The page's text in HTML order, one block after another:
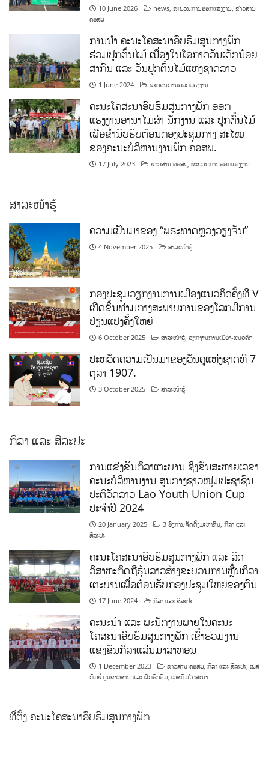
10 June 2026 news,ຂະບວນການອອກແຮງງານ,ຂ່າວສານ
ຄອສພ
ການນໍາ ຄະນະໂຄສະນາອົບຮົມສູນກາງພັກ
ຮ່ວມປູກຕົ້ນໄມ້ ເນື່ອງໃນໂອກາດວັນເດັກນ້ອຍ
ສາກົນ ແລະ ວັນປູກຕົ້ນໄມ້ແຫ່ງຊາດລາວ
1 June 2024 ຂະບວນການອອກແຮງງານ
ຄະນະໂຄສະນາອົບຮົມສູນກາງພັກ ອອກ
ແຮງງານອານາໄມສໍາ ນັກງານ ແລະ ປູກຕົ້ນໄມ້
ເພື່ອຂໍ່ານັບຮັບຕ້ອນກອງປະຊຸມກາງ ສະໄໝ
ຂອງຄະນະບໍລິຫານງານພັກ ຄອສພ.
17 July 2023 ຂ່າວສານ ຄອສພ,ຂະບວນການອອກແຮງງານ
ສາລະໜ້າຮູ້
ຄວາມເປັນມາຂອງ “ພຣະທາດຫຼວງວຽງຈັນ”
4 November 2025 ສາລະໜ້າຮູ້
ກອງປະຊຸມວຽກງານການເມືອງແນວຄິດຄັ້ງທີ V
ເປີດຂຶ້ນທ່າມກາງສະພາບການຂອງໂລກມີການ
ປ່ຽນແປງຄັ້ງໃຫຍ່
6 October 2025 ສາລະໜ້າຮູ້ ,ວຽກງານການເມືອງ-ແນວຄິດ
ປະຫວັດຄວາມເປັນມາຂອງວັນຄູແຫ່ງຊາດທີ 7
ຕຸລາ 1907.
3 October 2025 ສາລະໜ້າຮູ້
ກິລາ ແລະ ສິລະປະ
ການແຂ່ງຂັນກິລາເຕະບານ ຊິງຂັນສະຫາຍເລຂາ
ຄະນະບໍລິຫານງານ ສູນກາງຊາວໜຸ່ມປະຊາຊົນ
ປະຕິວັດລາວ Lao Youth Union Cup
ປະຈຳປີ 2024
20 January 2025 3 ອົງການຈັດຕັ້ງມະຫາຊົນ ,ກິລາ ແລະ
ສິລະປະ
ຄະນະໂຄສະນາອົບຮົມສູນກາງພັກ ແລະ ລັດ
ວິສາຫະກິດຖືຮຸ້ນລາວສ້າງຂະບວນການຫຼີ້ນກິລາ
ເຕະບານເພື່ອຕ້ອນຮັບກອງປະຊຸມໃຫຍ່ຂອງຕົນ
17 June 2024 ກິລາ ແລະ ສິລະປະ
ຄະນະນຳ ແລະ ພະນັກງານພາຍໃນຄະນະ
ໂຄສະນາອົບຮົມສູນກາງພັກ ເຂົ້າຮ່ວມງານ
ແຂ່ງຂັນກິລາແລ່ນມາລາທອນ
1 December 2023 ຂ່າວສານ ຄອສພ ,ກິລາ ແລະ ສິລະປະ ,ເພສ
ກົມຂໍ້ມູນຂ່າວສານ ແລະ ຝຶກອົບຮົມ ,ເພສກົມໂຄສະນາ
ທີ່ຕັ້ງ ຄະນະໂຄສະນາອົບຮົມສູນກາງພັກ